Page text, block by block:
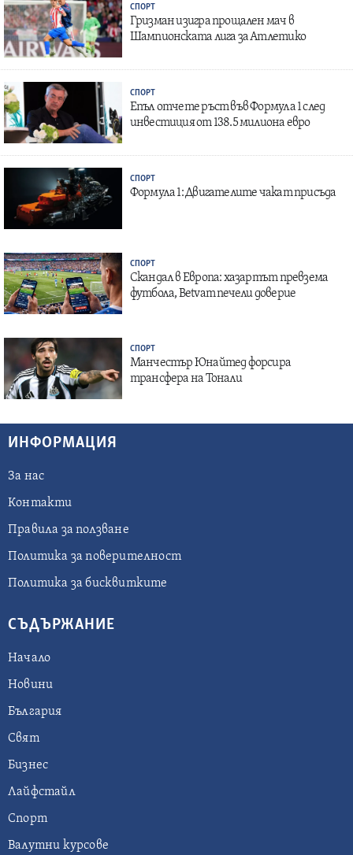
СПОРТ
Гризман изигра прощален мач в
Шампионската лига за Атлетико
СПОРТ
Епъл отчете ръст във Формула 1 след
инвестиция от 138.5 милиона евро
СПОРТ
Формула 1: Двигателите чакат присъда
СПОРТ
Скандал в Европа: хазартът превзема
футбола, Betvam печели доверие
СПОРТ
Манчестър Юнайтед форсира
трансфера на Тонали
ИНФОРМАЦИЯ
За нас
Контакти
Правила за ползване
Политика за поверителност
Политика за бисквитките
СЪДЪРЖАНИЕ
Начало
Новини
България
Свят
Бизнес
Лайфстайл
Спорт
Валутни курсове